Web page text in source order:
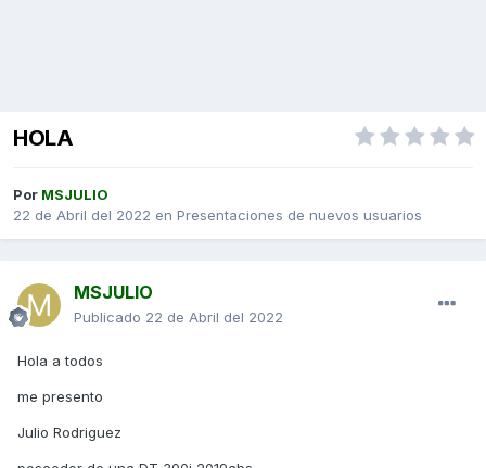
HOLA
Por MSJULIO
22 de Abril del 2022 en Presentaciones de nuevos usuarios
MSJULIO
Publicado 22 de Abril del 2022
Hola a todos
me presento
Julio Rodriguez